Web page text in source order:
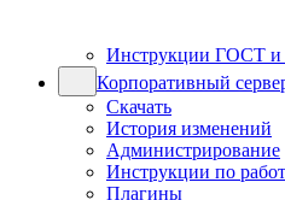
Инструкции ГОСТ и
Корпоративный
Скачать
История изменений
Администрирование
Инструкции по
Плагины